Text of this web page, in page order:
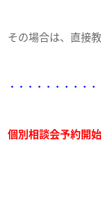
その場合は、直接
・・・・・・・・・
個別相談会予約開